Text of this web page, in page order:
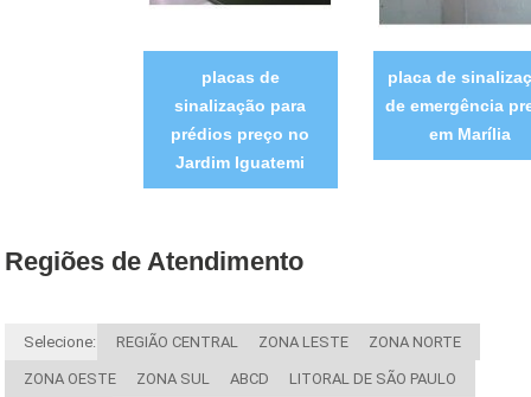
placas de
sinalização para
prédios preço no
Jardim Iguatemi
placa de
de emergência
em Marília
Regiões de Atendimento
Selecione: REGIÃO CENTRAL ZONA LESTE ZONA NORTE
ZONA OESTE ZONA SUL ABCD LITORAL DE SÃO PAULO